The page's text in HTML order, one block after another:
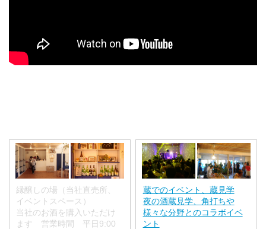
縁醸しの場（当社直売所、
イベントスペース）
当社のお酒を購入いただけ
ます 営業時間 平日9:00
蔵でのイベント、蔵見学
夜の酒蔵見学、角打ちや
様々な分野とのコラボイベ
ント